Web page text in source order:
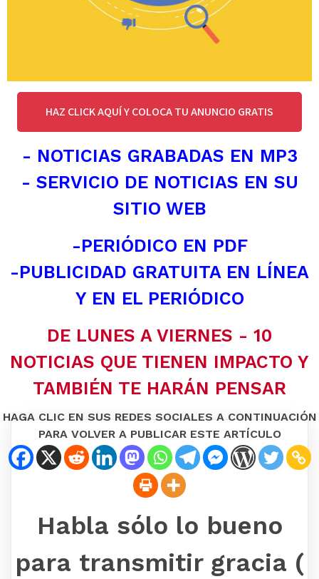
HAZ CLICK AQUÍ Y COLOCA TU ANUNCIO GRATIS
- NOTICIAS GRABADAS EN MP3
- SERVICIO DE NOTICIAS EN SU
SITIO WEB
-PERIÓDICO EN PDF
-PUBLICIDAD GRATUITA EN LÍNEA
Y EN EL PERIÓDICO
DE LUNES A VIERNES - 10
NOTICIAS QUE TIENEN IMPACTO Y
TAMBIÉN TE HARÁN PENSAR
HAGA CLIC EN SUS REDES SOCIALES A CONTINUACIÓN
PARA VOLVER A PUBLICAR ESTE ARTÍCULO
Habla sólo lo bueno
para transmitir gracia (